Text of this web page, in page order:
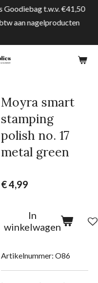
Goodiebag t.w.v. €41,50
aan nagelproducten
Moyra smart
stamping
polish no. 17
metal green
€ 4,99
In
winkelwagen
Artikelnummer: O86